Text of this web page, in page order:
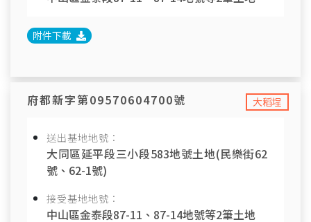
附件下載
大稻埕
府都新字第09570604700號
送出基地地號：
大同區延平段三小段583地號土地(民樂街62
號、62-1號)
接受基地地號：
中山區金泰段87-11、87-14地號等2筆土地